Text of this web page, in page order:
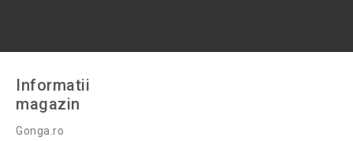
Informatii
magazin
Gonga.ro